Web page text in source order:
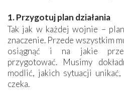
1. Przygotuj plan działania
Tak jak w każdej wojnie –
znaczenie. Przede wszystkim
osiągnąć i na jakie
przygotować. Musimy
modlić, jakich sytuacji
czeka.